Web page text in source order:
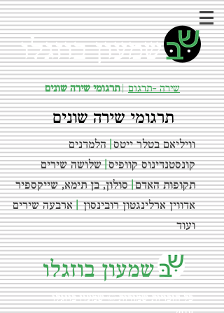
שמעון בוזגלו
שירה -תרגום|תרגומי שירה שונים
תרגומי שירה שונים
וויליאם בטלר ייטס|הלמדנים
קונסטנדינוס קוופיס|שלושה שירים
תקופות האדם|סולון, בן תימא, שייקספיר
אדווין ארלינגטון רובינסון|ארבעה שירים
ועוד
שמעון בוזגלו
כל הזכויות שמורות © שמעון בוזגלו